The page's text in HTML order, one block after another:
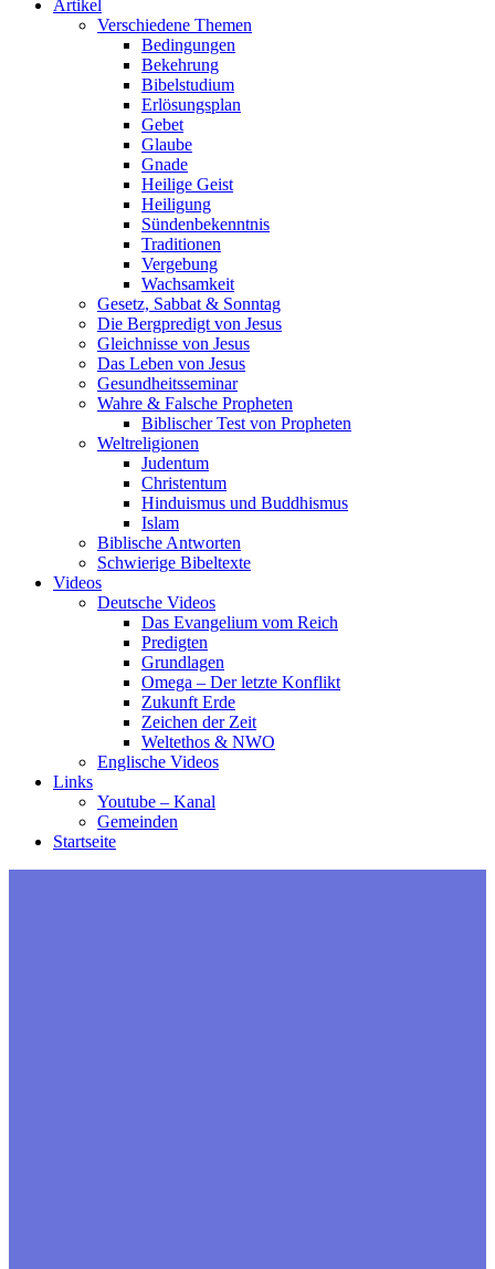
Artikel
Verschiedene Themen
Bedingungen
Bekehrung
Bibelstudium
Erlösungsplan
Gebet
Glaube
Gnade
Heilige Geist
Heiligung
Sündenbekenntnis
Traditionen
Vergebung
Wachsamkeit
Gesetz, Sabbat & Sonntag
Die Bergpredigt von Jesus
Gleichnisse von Jesus
Das Leben von Jesus
Gesundheitsseminar
Wahre & Falsche Propheten
Biblischer Test von Propheten
Weltreligionen
Judentum
Christentum
Hinduismus und Buddhismus
Islam
Biblische Antworten
Schwierige Bibeltexte
Videos
Deutsche Videos
Das Evangelium vom Reich
Predigten
Grundlagen
Omega – Der letzte Konflikt
Zukunft Erde
Zeichen der Zeit
Weltethos & NWO
Englische Videos
Links
Youtube – Kanal
Gemeinden
Startseite